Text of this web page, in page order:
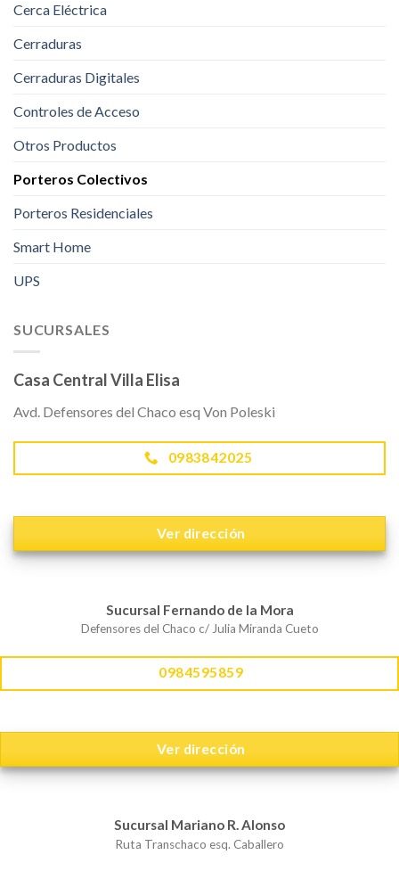
Cerca Eléctrica
Cerraduras
Cerraduras Digitales
Controles de Acceso
Otros Productos
Porteros Colectivos
Porteros Residenciales
Smart Home
UPS
SUCURSALES
Casa Central Villa Elisa
Avd. Defensores del Chaco esq Von Poleski
0983842025
Ver dirección
Sucursal Fernando de la Mora
Defensores del Chaco c/ Julia Miranda Cueto
0984595859
Ver dirección
Sucursal Mariano R. Alonso
Ruta Transchaco esq. Caballero